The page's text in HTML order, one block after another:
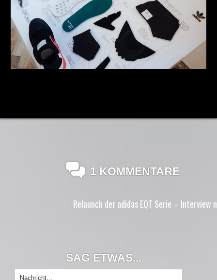
1 KOMMENTARE
Relaunch der adidas EQT Serie –
SAG ETWAS...